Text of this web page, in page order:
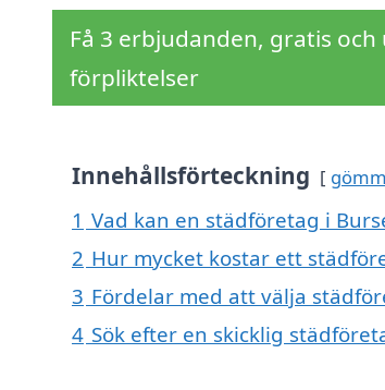
Få 3 erbjudanden, gratis och
förpliktelser
Innehållsförteckning
1 Vad kan en städföretag i
2 Hur mycket kostar ett
3 Fördelar med att välja
4 Sök efter en skicklig